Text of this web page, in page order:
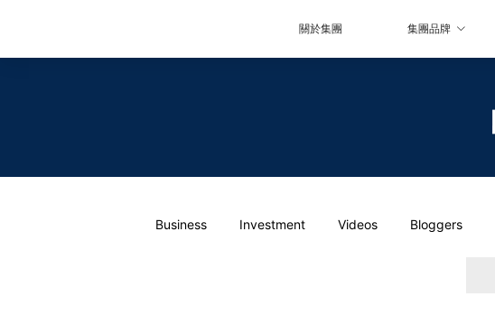
關於集團 集團品牌
Business Investment Videos Bloggers